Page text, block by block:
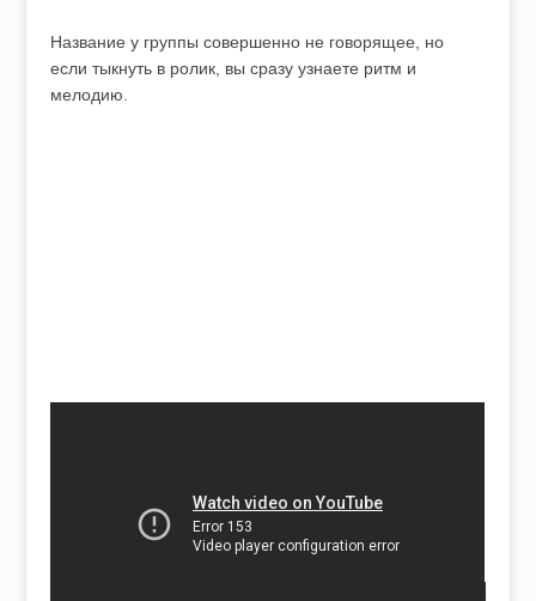
Название у группы совершенно не говорящее, но
если тыкнуть в ролик, вы сразу узнаете ритм и
мелодию.
существовавшая с 1967 по 1974 год. У меня самый
первый диск 1968 года.